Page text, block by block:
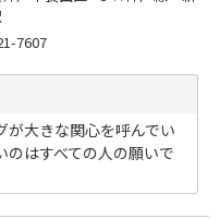
7607
が大きな関心を呼んでい
のはすべての人の願いで